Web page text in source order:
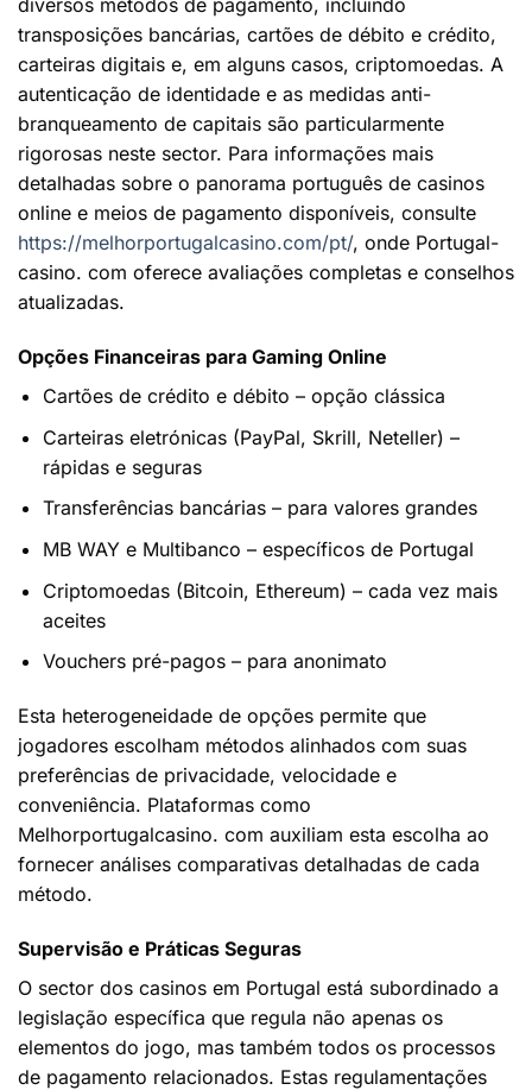
diversos métodos de pagamento, incluindo
transposições bancárias, cartões de débito e crédito,
carteiras digitais e, em alguns casos, criptomoedas. A
autenticação de identidade e as medidas anti-
branqueamento de capitais são particularmente
rigorosas neste sector. Para informações mais
detalhadas sobre o panorama português de casinos
online e meios de pagamento disponíveis, consulte
https://melhorportugalcasino.com/pt/, onde Portugal-
casino. com oferece avaliações completas e conselhos
atualizadas.
Opções Financeiras para Gaming Online
Cartões de crédito e débito – opção clássica
Carteiras eletrónicas (PayPal, Skrill, Neteller) –
rápidas e seguras
Transferências bancárias – para valores grandes
MB WAY e Multibanco – específicos de Portugal
Criptomoedas (Bitcoin, Ethereum) – cada vez mais
aceites
Vouchers pré-pagos – para anonimato
Esta heterogeneidade de opções permite que
jogadores escolham métodos alinhados com suas
preferências de privacidade, velocidade e
conveniência. Plataformas como
Melhorportugalcasino. com auxiliam esta escolha ao
fornecer análises comparativas detalhadas de cada
método.
Supervisão e Práticas Seguras
O sector dos casinos em Portugal está subordinado a
legislação específica que regula não apenas os
elementos do jogo, mas também todos os processos
de pagamento relacionados. Estas regulamentações